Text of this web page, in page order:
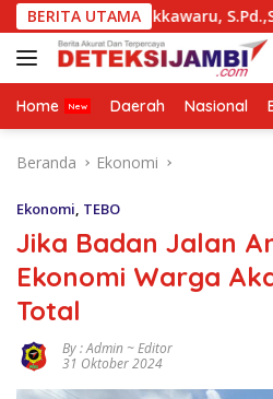
Langsung
ke
konten
BERITA UTAMA
Makkawaru, S.Pd.,SH.,M.H.
Home Daerah Nasional
Beranda Ekonomi
Ekonomi, TEBO
Jika Badan Jalan
Ekonomi Warga
Total
By : Admin ~ Editor
31 Oktober 2024